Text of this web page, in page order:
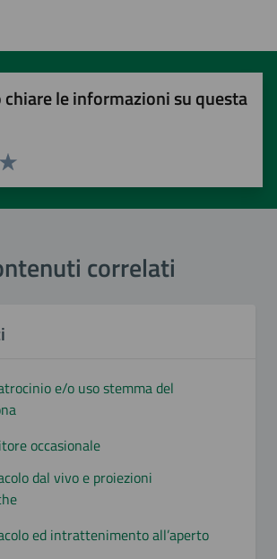
chiare le informazioni su questa
5 stelle su 5
4 stelle su 5
su 5
su 5
5
correlati
e/o uso stemma del
occasionale
dal vivo e proiezioni
ed intrattenimento all’aperto